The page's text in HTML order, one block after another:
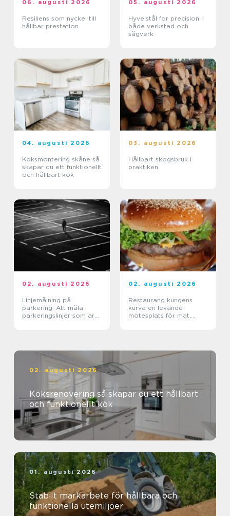
06. augusti 2026
Resiliens som nyckel till
hållbar prestation
05. augusti 2026
Hyvelstål för precision i
både verkstad och
sågverk
04. augusti 2026
Köksmontering skåne så
skapar du ett funktionellt
och hållbart kök
03. augusti 2026
Hållbart skogsbruk i
praktiken
02. augusti 2026
Linjemålning på
parkering: Att måla
parkeringslinjer som är
02. augusti 2026
Restaurang kungens
kurva en levande
mötesplats för mat,
02. augusti 2026
Köksrenovering så skapar du ett hållbart
och funktionellt kök
01. augusti 2026
Stabilt markarbete för hållbara och
funktionella utemiljöer